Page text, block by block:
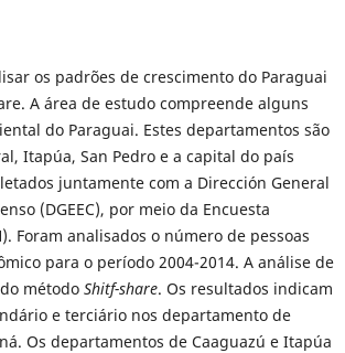
os padrões de crescimento do Paraguai
A área de estudo compreende alguns
do Paraguai. Estes departamentos são
Itapúa, San Pedro e a capital do país
juntamente com a Dirección General
(DGEEC), por meio da Encuesta
Foram analisados o número de pessoas
para o período 2004-2014. A análise de
método Shitf-share. Os resultados indicam
e terciário nos departamento de
Os departamentos de Caaguazú e Itapúa